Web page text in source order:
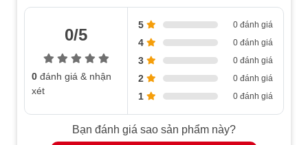
0/5
0 đánh giá & nhận
xét
5 0 đánh giá
4 0 đánh giá
3 0 đánh giá
2 0 đánh giá
1 0 đánh giá
Bạn đánh giá sao sản phẩm này?